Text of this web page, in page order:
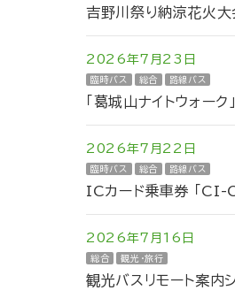
吉野川祭り納涼花火
2026年7月23日
臨時バス 総合 路線バス
「葛城山ナイトウォー
2026年7月22日
臨時バス 総合 路線バス
ICカード乗車券 「CI-
2026年7月16日
総合 観光・旅行
観光バスリモート案内